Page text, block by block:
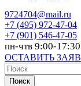
9724704@mail.ru
+7 (495) 972-47-04
+7 (901) 546-47-05
пн-чтв 9:00-
ОСТАВИТЬ
Поиск